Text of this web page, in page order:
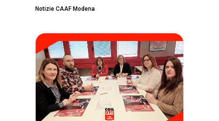
Notizie CAAF Modena